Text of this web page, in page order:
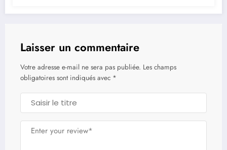
Laisser un commentaire
Votre adresse e-mail ne sera pas publiée. Les champs
obligatoires sont indiqués avec *